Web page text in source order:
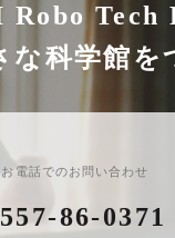
Robo Tech
な科学館を
お電話でのお問い合わせ
86-0371